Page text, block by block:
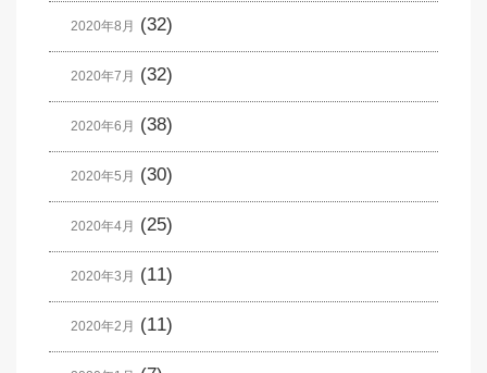
2020年8月 (32)
2020年7月 (32)
2020年6月 (38)
2020年5月 (30)
2020年4月 (25)
2020年3月 (11)
2020年2月 (11)